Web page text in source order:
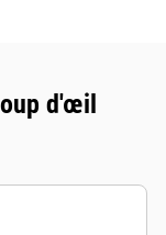
d'œil